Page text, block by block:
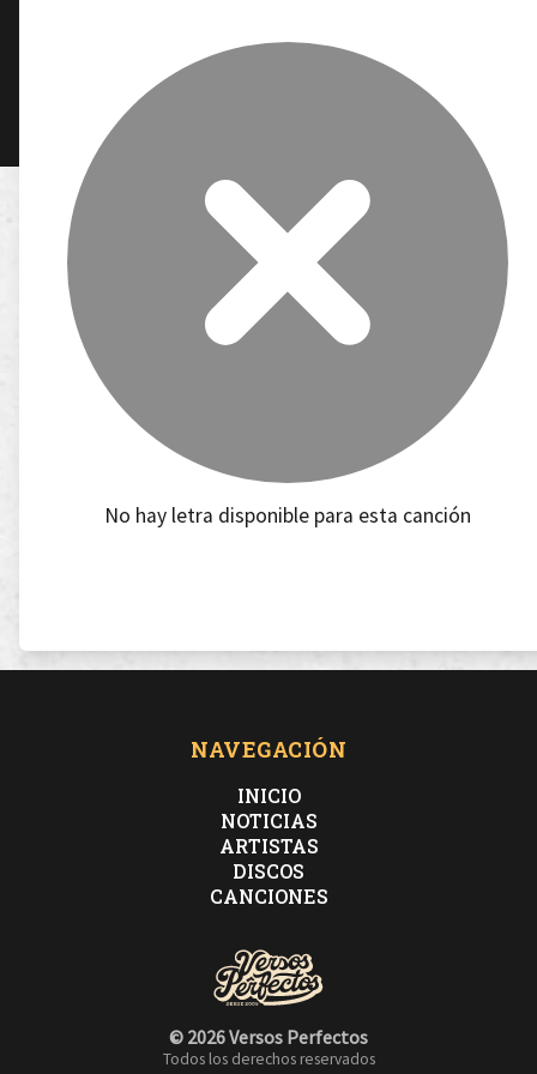
No hay letra disponible para esta canción
NAVEGACIÓN
INICIO
NOTICIAS
ARTISTAS
DISCOS
CANCIONES
© 2026 Versos Perfectos
Todos los derechos reservados